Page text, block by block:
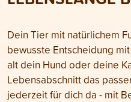
Dein Tier mit natürlichem
bewusste Entscheidung
alt dein Hund oder deine
Lebensabschnitt das
jederzeit für dich da - mit